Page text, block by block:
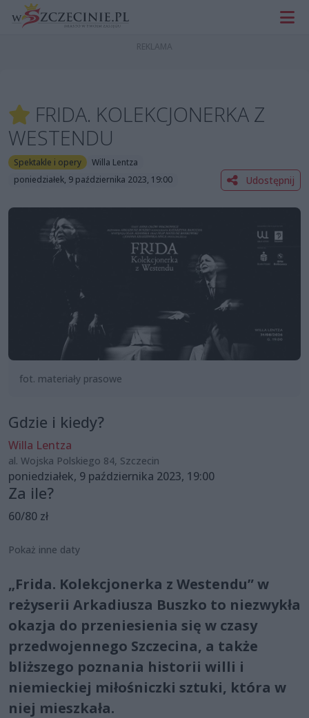
FRIDA. KOLEKCJONERKA Z
WESTENDU
Spektakle i opery
Willa Lentza
poniedziałek, 9 października 2023, 19:00
Udostępnij
fot. materiały prasowe
Gdzie i kiedy?
Willa Lentza
al. Wojska Polskiego 84, Szczecin
poniedziałek, 9 października 2023, 19:00
Za ile?
60/80 zł
Pokaż inne daty
„Frida. Kolekcjonerka z Westendu” w
reżyserii Arkadiusza Buszko to niezwykła
okazja do przeniesienia się w czasy
przedwojennego Szczecina, a także
bliższego poznania historii willi i
niemieckiej miłośniczki sztuki, która w
niej mieszkała.